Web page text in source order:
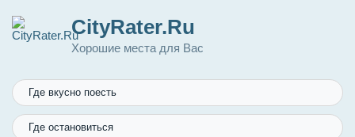
CityRater.Ru
Хорошие места для Вас
Где вкусно поесть
Где остановиться